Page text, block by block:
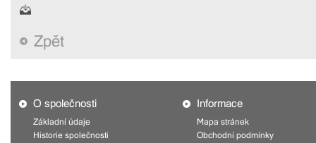
Zpět
O společnosti
Základní údaje
Historie společnosti
Informace
Mapa stránek
Obchodní podmínky